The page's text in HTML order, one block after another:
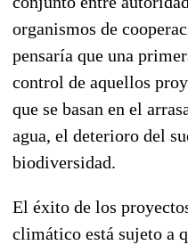
organismos de
pensaría que una
control de aquellos
que se basan en el
agua, el deterioro del
biodiversidad.
El éxito de los
climático está sujeto a